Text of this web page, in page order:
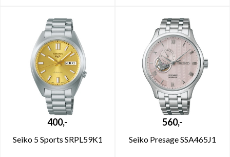
400,-
Seiko 5 Sports SRPL59K1
560,-
Seiko Presage SSA465J1